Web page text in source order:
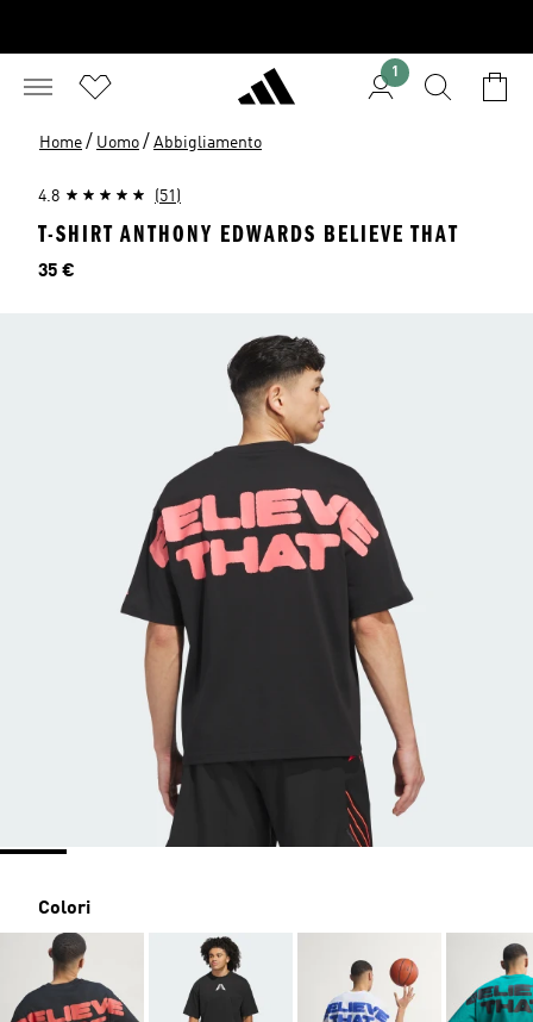
1
Home / Uomo / Abbigliamento
4.8 (51)
T-SHIRT ANTHONY EDWARDS BELIEVE THAT
Prezzo
35 €
Colori